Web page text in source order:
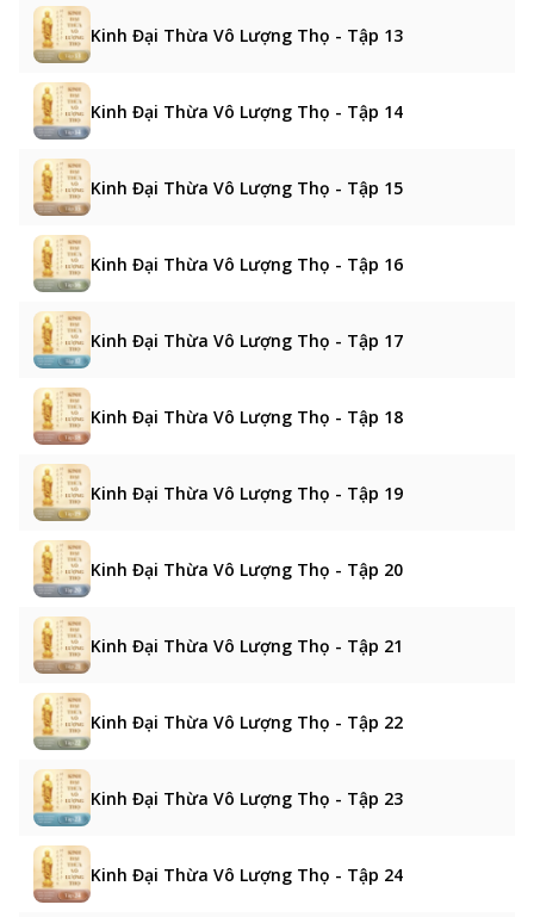
Kinh Đại Thừa Vô Lượng Thọ - Tập 13
Kinh Đại Thừa Vô Lượng Thọ - Tập 14
Kinh Đại Thừa Vô Lượng Thọ - Tập 15
Kinh Đại Thừa Vô Lượng Thọ - Tập 16
Kinh Đại Thừa Vô Lượng Thọ - Tập 17
Kinh Đại Thừa Vô Lượng Thọ - Tập 18
Kinh Đại Thừa Vô Lượng Thọ - Tập 19
Kinh Đại Thừa Vô Lượng Thọ - Tập 20
Kinh Đại Thừa Vô Lượng Thọ - Tập 21
Kinh Đại Thừa Vô Lượng Thọ - Tập 22
Kinh Đại Thừa Vô Lượng Thọ - Tập 23
Kinh Đại Thừa Vô Lượng Thọ - Tập 24